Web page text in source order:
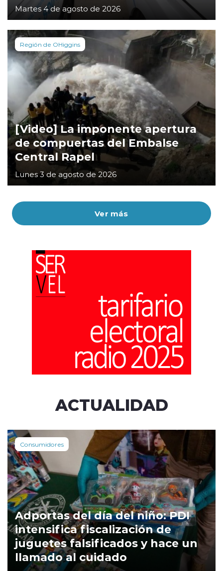
Ver más
Martes 4 de agosto de 2026
Región de OHiggins
[Video] La imponente apertura
de compuertas del Embalse
Central Rapel
Lunes 3 de agosto de 2026
ACTUALIDAD
Consumidores
Adportas del día del niño: PDI
intensifica fiscalización de
juguetes falsificados y hace un
llamado al cuidado